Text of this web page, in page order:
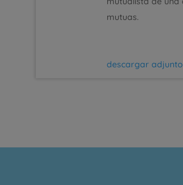
mutuas.
descargar adjunto